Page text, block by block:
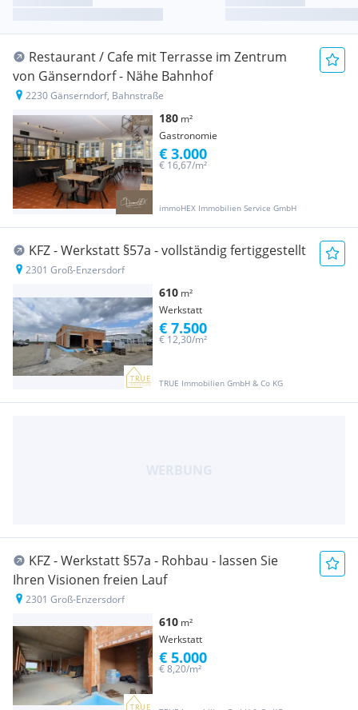
Restaurant / Cafe mit Terrasse im Zentrum
von Gänserndorf - Nähe Bahnhof
2230 Gänserndorf, Bahnstraße
180 m²
Gastronomie
immoHEX Immobilien Service GmbH
€ 16,67/m²
€ 3.000
KFZ - Werkstatt §57a - vollständig fertiggestellt
2301 Groß-Enzersdorf
610 m²
Werkstatt
TRUE Immobilien GmbH & Co KG
€ 12,30/m²
€ 7.500
KFZ - Werkstatt §57a - Rohbau - lassen Sie
Ihren Visionen freien Lauf
2301 Groß-Enzersdorf
610 m²
Werkstatt
€ 8,20/m²
€ 5.000